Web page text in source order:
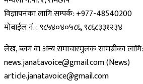
विज्ञापनका लागि सम्पर्क: +977-48540200
मोबाईल नं. : ९८५४०४०५८६, ९८६८३३१२३४
लेख, ब्लग वा अन्य समाचारमुलक सामग्रीका लागि:
news.janatavoice@gmail.com (News)
article.janatavoice@gmail.com